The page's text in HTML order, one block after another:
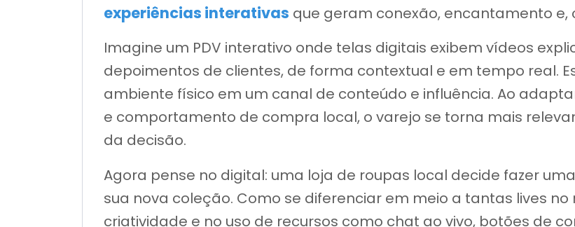
experiências interativas que geram conexão, encantamento e,
Imagine um PDV interativo onde telas digitais exibem vídeos
depoimentos de clientes, de forma contextual e em tempo real.
ambiente físico em um canal de conteúdo e influência. Ao
e comportamento de compra local, o varejo se torna mais
da decisão.
Agora pense no digital: uma loja de roupas local decide fazer uma
sua nova coleção. Como se diferenciar em meio a tantas lives
criatividade e no uso de recursos como chat ao vivo, botões de